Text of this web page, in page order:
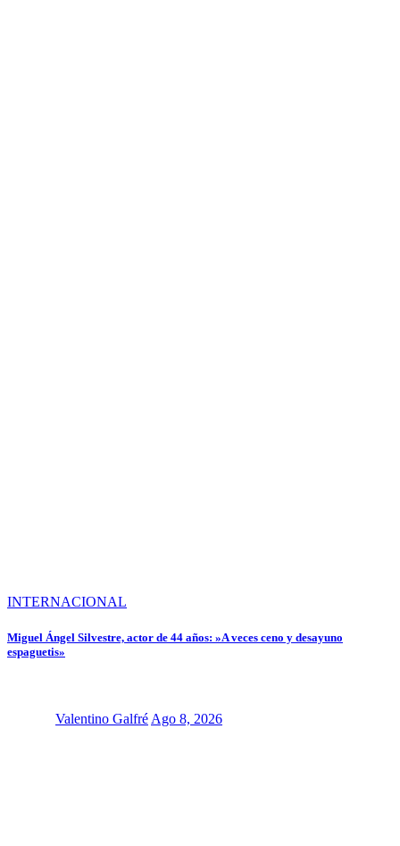
INTERNACIONAL
Miguel Ángel Silvestre, actor de 44 años: »A veces ceno y desayuno
espaguetis»
Valentino Galfré Ago 8, 2026